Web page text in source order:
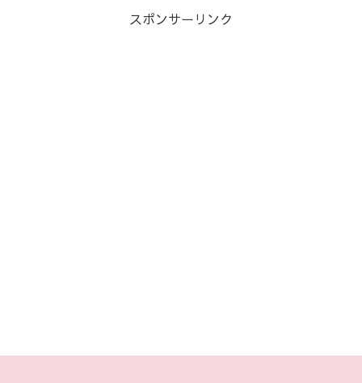
スポンサーリンク